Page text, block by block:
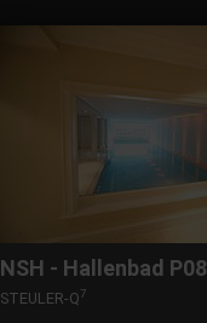
NSH - Hallenbad P08
STEULER-Q7